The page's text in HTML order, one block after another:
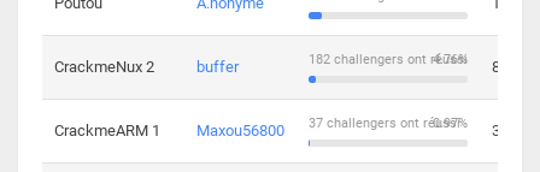
CrackmeNux 2 buffer 4.76%
182 challengers ont réussi 8
CrackmeARM 1 Maxou56800 0.97%
37 challengers ont réussi 3